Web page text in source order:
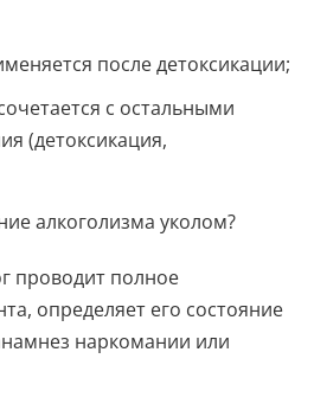
после детоксикации;
с остальными
(детоксикация,
алкоголизма уколом?
проводит полное
определяет его состояние
наркомании или